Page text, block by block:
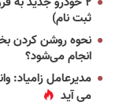
ثبت نام)
نحوه روشن کردن
انجام می‌شود؟
مدیرعامل زامیاد:
می آید